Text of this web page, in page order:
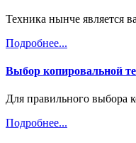
Техника нынче является
Подробнее...
Выбор копировальной
Для правильного выбора
Подробнее...